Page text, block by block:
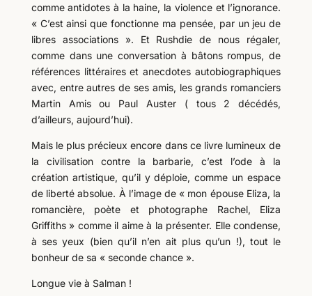
comme antidotes à la haine, la violence et l’ignorance.
« C’est ainsi que fonctionne ma pensée, par un jeu de
libres associations ». Et Rushdie de nous régaler,
comme dans une conversation à bâtons rompus, de
références littéraires et anecdotes autobiographiques
avec, entre autres de ses amis, les grands romanciers
Martin Amis ou Paul Auster ( tous 2 décédés,
d’ailleurs, aujourd’hui).
Mais le plus précieux encore dans ce livre lumineux de
la civilisation contre la barbarie, c’est l’ode à la
création artistique, qu’il y déploie, comme un espace
de liberté absolue. À l’image de « mon épouse Eliza, la
romancière, poète et photographe Rachel, Eliza
Griffiths » comme il aime à la présenter. Elle condense,
à ses yeux (bien qu’il n’en ait plus qu’un !), tout le
bonheur de sa « seconde chance ».
Longue vie à Salman !